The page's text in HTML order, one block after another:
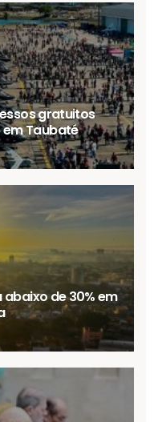
gratuitos
Taubaté
de 30% em